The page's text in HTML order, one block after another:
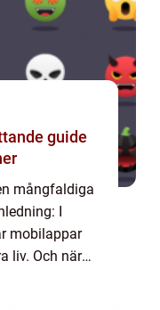
mångfaldiga
I
mobilappar
liv. Och när
att välj...